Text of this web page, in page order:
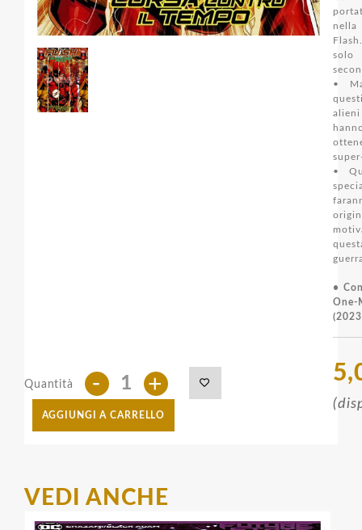
•
•
•
Quantità - +
AGGIUNGI A CARRELLO
VEDI ANCHE